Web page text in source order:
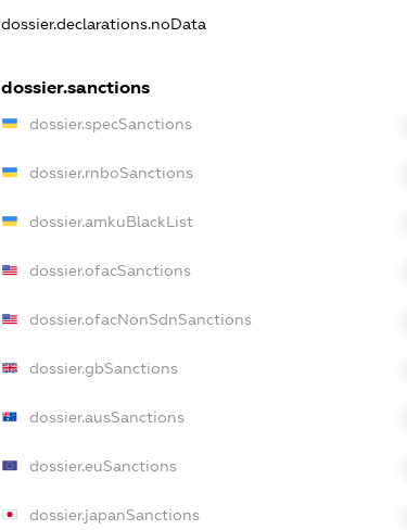
dossier.declarations.noData
dossier.sanctions
dossier.specSanctions
dossier.rnboSanctions
dossier.amkuBlackList
dossier.ofacSanctions
dossier.ofacNonSdnSanctions
dossier.gbSanctions
dossier.ausSanctions
dossier.euSanctions
dossier.japanSanctions